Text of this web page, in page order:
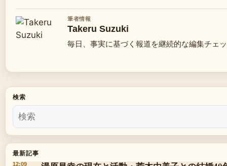
筆者情報
Takeru Suzuki
毎日、事実に基づく報道を継続的な編集チェ
検索
最新記事
12:09